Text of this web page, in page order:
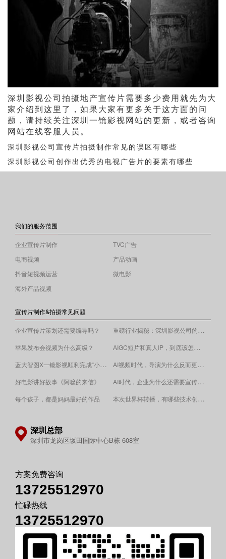
深圳影视公司拍摄地产宣传片需要多少费用就先为大
家介绍到这里了，如果大家有更多关于这方面的问
题，请持续关注深圳一镜影视网站的更新，或者咨询
网站在线客服人员。
深圳影视公司宣传片拍摄制作常见的误区有哪些
深圳影视公司创作出优秀的电视广告片的要素有哪些
我们的服务范围
企业宣传片制作
TVC广告
电商视频
产品动画
抖音短视频运营
微电影
海外产品视频
宣传片制作&拍摄常见问题
企业宣传片策划还需要编导吗？ 重磅行业揭秘：深圳影视公司的收费逻辑！
苹果发布会视频为什么高级？
AIGC短片和真人IP，到底该怎么选？
蓝大智图X一镜影视顺利完成“小蓝本”广告影片拍摄制作。
AI视频时代，导演为什么反而更重要？
好电影讲好故事《阿嚒的来信》 AI时代，企业为什么还需要宣传片？
每个孩子，都是妈妈最好的作品 ​本次世界杯转播，有哪些技术创新值得关注？
深圳总部
深圳市龙岗区坂田国际中心B栋 608室
方案免费咨询
13725512970
忙碌热线
13725512970